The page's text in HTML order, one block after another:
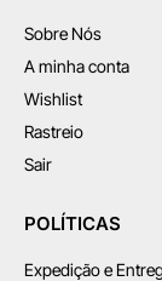
Sobre Nós
A minha conta
Wishlist
Rastreio
Sair
POLÍTICAS
Expedição e